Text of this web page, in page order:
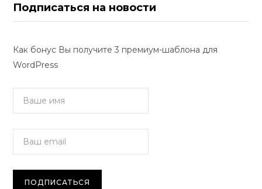
Подписаться на новости
Как бонус Вы получите 3 премиум-шаблона для
WordPress